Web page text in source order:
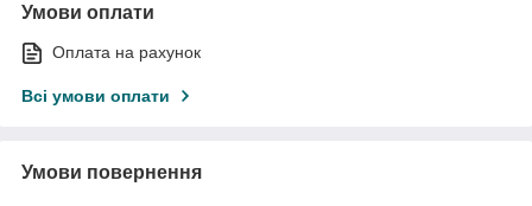
Умови оплати
Оплата на рахунок
Всі умови оплати
Умови повернення